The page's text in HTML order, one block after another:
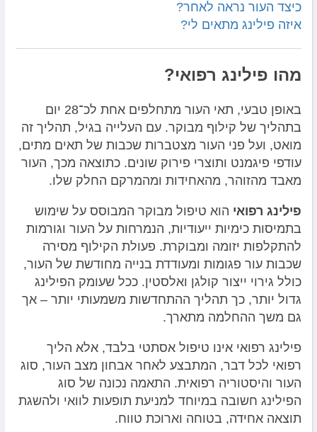
כיצד העור נראה לאחר?
איזה פילינג מתאים לי?
מהו פילינג רפואי?
באופן טבעי, תאי העור מתחלפים אחת לכ־28 יום
בתהליך של קילוף מבוקר. עם העלייה בגיל, תהליך זה
מואט, ועל פני העור מצטברות שכבות של תאים מתים,
עודפי פיגמנט ותוצרי פירוק שונים. כתוצאה מכך, העור
מאבד מהזוהר, מהאחידות ומהמרקם החלק שלו.
פילינג רפואי הוא טיפול מבוקר המבוסס על שימוש
בתמיסות כימיות ייעודיות, הנמרחות על העור וגורמות
להתקלפות יזומה ומבוקרת. פעולת הקילוף מסירה
שכבות עור פגומות ומעודדת בנייה מחודשת של העור,
כולל גירוי ייצור קולגן ואלסטין. ככל שעומק הפילינג
גדול יותר, כך תהליך ההתחדשות משמעותי יותר – אך
גם משך ההחלמה מתארך.
פילינג רפואי אינו טיפול אסתטי בלבד, אלא הליך
רפואי לכל דבר, המתבצע לאחר אבחון מצב העור, סוג
העור והיסטוריה רפואית. התאמה נכונה של סוג
הפילינג חשובה במיוחד למניעת תופעות לוואי ולהשגת
תוצאה אחידה, בטוחה וארוכת טווח.